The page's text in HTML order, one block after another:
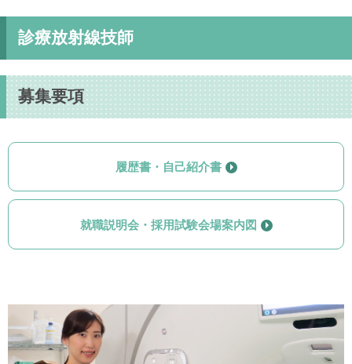
診療放射線技師
募集要項
履歴書・自己紹介書
就職説明会・採用試験会場案内図